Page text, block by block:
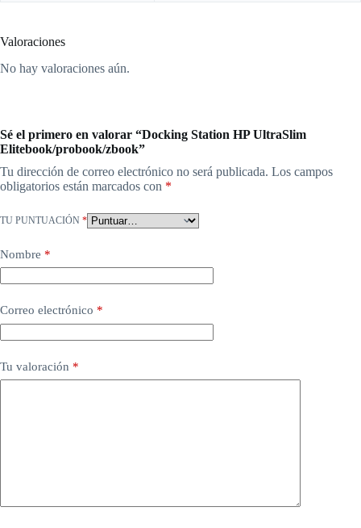
Valoraciones
No hay valoraciones aún.
Sé el primero en valorar “Docking Station HP UltraSlim
Elitebook/probook/zbook”
Tu dirección de correo electrónico no será publicada. Los campos
obligatorios están marcados con *
TU PUNTUACIÓN *
Nombre *
Correo electrónico *
Tu valoración *